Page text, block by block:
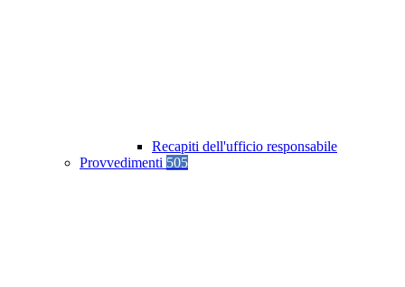
Recapiti dell'ufficio responsabile
Provvedimenti 505